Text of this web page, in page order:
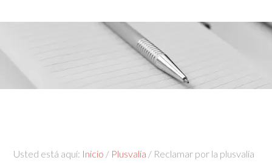
Usted está aquí: Inicio / Plusvalía / Reclamar por la plusvalía